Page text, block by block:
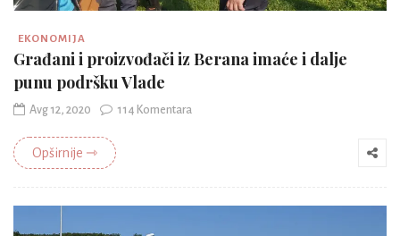
EKONOMIJA
Građani i proizvođači iz Berana imaće i dalje
punu podršku Vlade
Avg 12, 2020 114 Komentara
Opširnije ⇾